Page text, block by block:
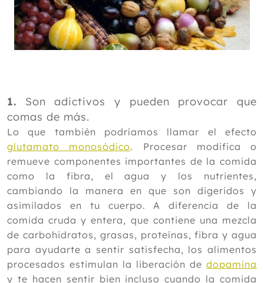
1. Son adictivos y pueden provocar que
comas de más.
Lo que también podríamos llamar el efecto
glutamato monosódico. Procesar modifica o
remueve componentes importantes de la comida
como la fibra, el agua y los nutrientes,
cambiando la manera en que son digeridos y
asimilados en tu cuerpo. A diferencia de la
comida cruda y entera, que contiene una mezcla
de carbohidratos, grasas, proteínas, fibra y agua
para ayudarte a sentir satisfecha, los alimentos
procesados estimulan la liberación de dopamina
y te hacen sentir bien incluso cuando la comida